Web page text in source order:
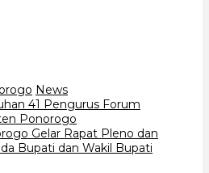
News
41 Pengurus Forum
Ponorogo
Gelar Rapat Pleno dan
Bupati dan Wakil Bupati